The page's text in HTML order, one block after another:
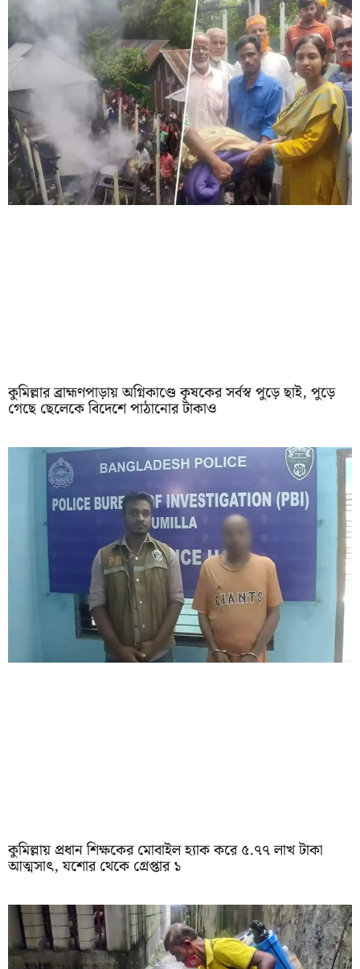
কুমিল্লার ব্রাহ্মণপাড়ায় অগ্নিকাণ্ডে কৃষকের সর্বস্ব পুড়ে ছাই, পুড়ে
গেছে ছেলেকে বিদেশে পাঠানোর টাকাও
কুমিল্লায় প্রধান শিক্ষকের মোবাইল হ্যাক করে ৫.৭৭ লাখ টাকা
আত্মসাৎ, যশোর থেকে গ্রেপ্তার ১